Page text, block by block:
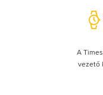
A
vezető